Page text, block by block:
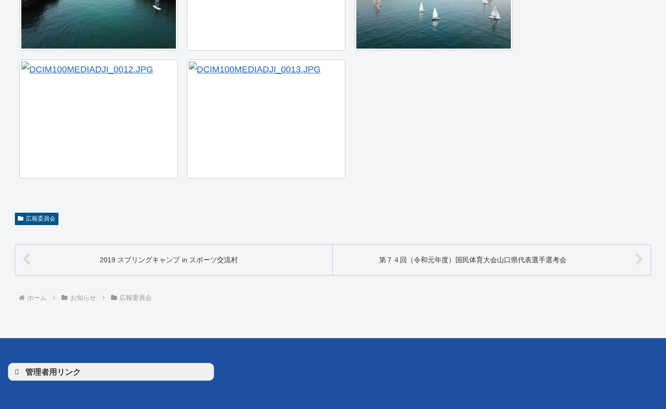
広報委員会
2019 スプリングキャンプ in スポーツ交流村 第７４回（令和元年度）国民体育大会山口県代表選手選考会
ホーム お知らせ 広報委員会
管理者用リンク